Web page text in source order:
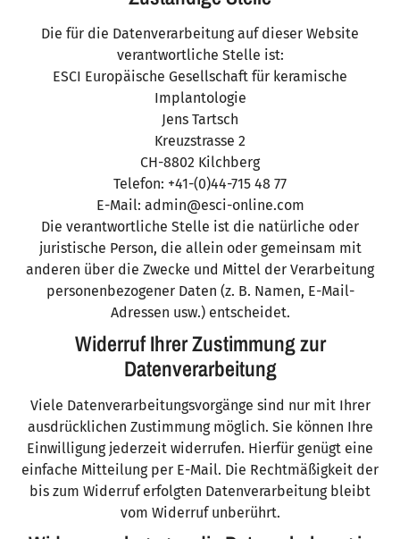
Die für die Datenverarbeitung auf dieser Website
verantwortliche Stelle ist:
ESCI Europäische Gesellschaft für keramische
Implantologie
Jens Tartsch
Kreuzstrasse 2
CH-8802 Kilchberg
Telefon: +41-(0)44-715 48 77
E-Mail: admin@esci-online.com
Die verantwortliche Stelle ist die natürliche oder
juristische Person, die allein oder gemeinsam mit
anderen über die Zwecke und Mittel der Verarbeitung
personenbezogener Daten (z. B. Namen, E-Mail-
Adressen usw.) entscheidet.
Widerruf Ihrer Zustimmung zur
Datenverarbeitung
Viele Datenverarbeitungsvorgänge sind nur mit Ihrer
ausdrücklichen Zustimmung möglich. Sie können Ihre
Einwilligung jederzeit widerrufen. Hierfür genügt eine
einfache Mitteilung per E-Mail. Die Rechtmäßigkeit der
bis zum Widerruf erfolgten Datenverarbeitung bleibt
vom Widerruf unberührt.